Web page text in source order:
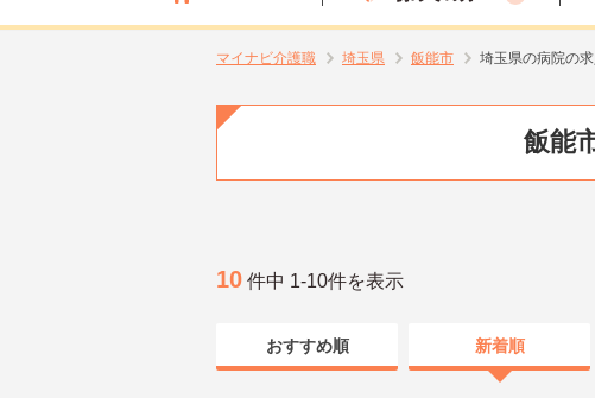
マイナビ介護職 埼玉県 飯能市 埼玉県の病院の
飯能
10 件中 1-10件を表示
おすすめ順 新着順